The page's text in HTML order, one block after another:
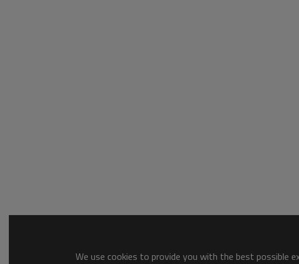
We use cookies to provide you with the best possible